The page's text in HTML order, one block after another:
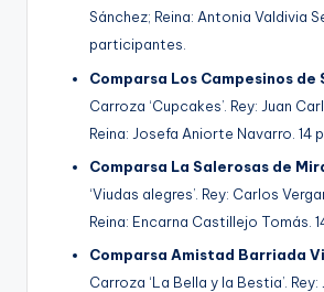
Sánchez; Reina: Antonia Valdivia
participantes.
Comparsa Los Campesinos de
Carroza ‘Cupcakes’. Rey: Juan
Reina: Josefa Aniorte Navarro. 14
Comparsa La Salerosas de
‘Viudas alegres’. Rey: Carlos
Reina: Encarna Castillejo Tomás.
Comparsa Amistad Barriada
Carroza ‘La Bella y la Bestia’.